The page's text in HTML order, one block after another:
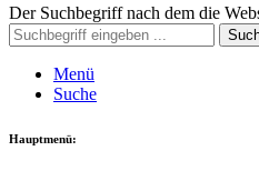
Der Suchbegriff nach dem die
Menü
Suche
Hauptmenü: